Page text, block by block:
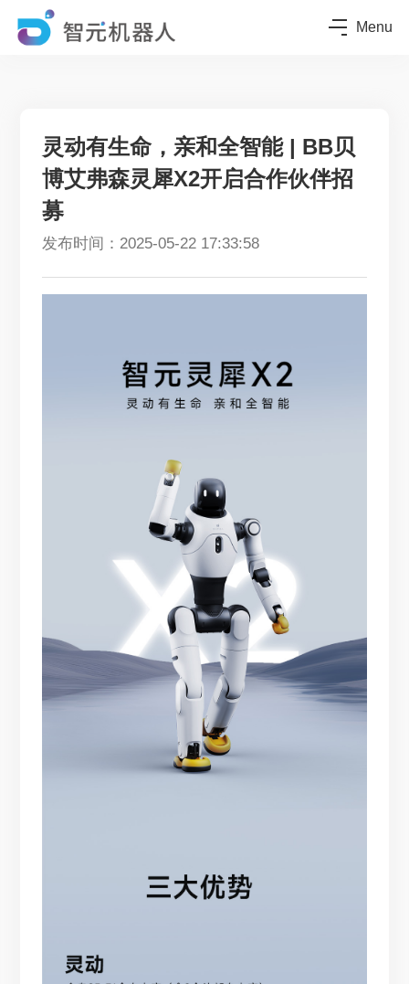
Menu
灵动有生命，亲和全智能 | BB贝
博艾弗森灵犀X2开启合作伙伴招
募
发布时间：2025-05-22 17:33:58